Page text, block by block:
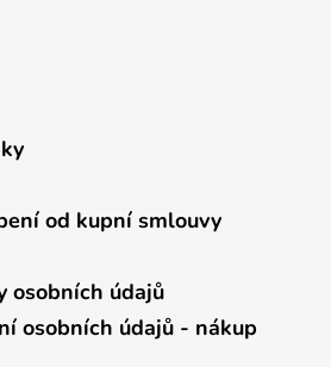
od kupní smlouvy
osobních údajů
osobních údajů - nákup